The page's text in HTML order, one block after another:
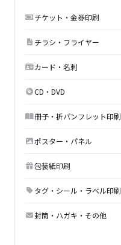
チケット・金券印刷
チラシ・フライヤー
カード・名刺
CD・DVD
冊子・折パンフレット印刷
ポスター・パネル
包装紙印刷
タグ・シール・ラベル印刷
封筒・ハガキ・その他